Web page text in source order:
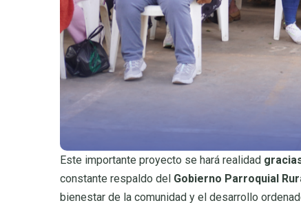
Este importante proyecto se hará realidad
constante respaldo del Gobierno Parroquial
bienestar de la comunidad y el desarrollo